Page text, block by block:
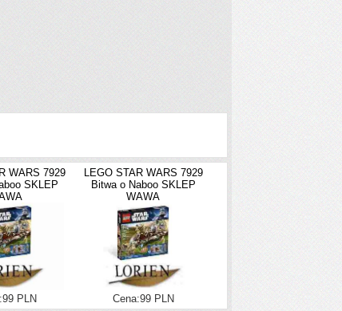
WARS 7929
SKLEP
PLN
LEGO STAR WARS 7929
Bitwa o Naboo SKLEP
WAWA
Cena:99 PLN